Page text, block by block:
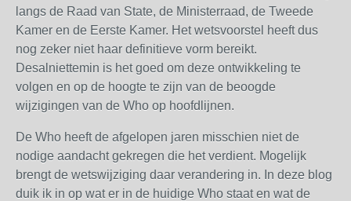
langs de Raad van State, de Ministerraad, de Tweede
Kamer en de Eerste Kamer. Het wetsvoorstel heeft dus
nog zeker niet haar definitieve vorm bereikt.
Desalniettemin is het goed om deze ontwikkeling te
volgen en op de hoogte te zijn van de beoogde
wijzigingen van de Who op hoofdlijnen.
De Who heeft de afgelopen jaren misschien niet de
nodige aandacht gekregen die het verdient. Mogelijk
brengt de wetswijziging daar verandering in. In deze blog
duik ik in op wat er in de huidige Who staat en wat de